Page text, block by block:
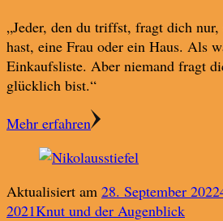
„Jeder, den du triffst, fragt dich
hast, eine Frau oder ein Haus. Als
Einkaufsliste. Aber niemand fragt
glücklich bist.“
Mehr erfahren
Aktualisiert am 28. September 2022
2021Knut und der Augenblick